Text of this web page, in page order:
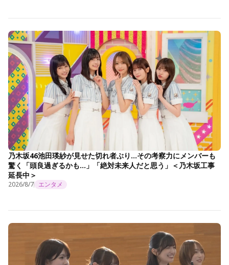
乃木坂46池田瑛紗が見せた切れ者ぶり…その考察力にメンバーも
驚く「頭良過ぎるかも…」「絶対未来人だと思う」＜乃木坂工事
延長中＞
2026/8/7 エンタメ